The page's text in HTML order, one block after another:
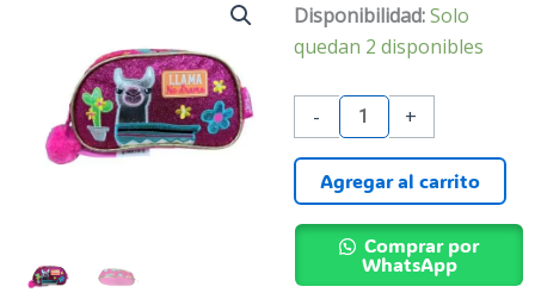
Disponibilidad:Solo
quedan 2 disponibles
-
Cartuchera
1
Brillos
Llama
No
Drama
cantidad
+
Agregar al carrito
Comprar por
WhatsApp